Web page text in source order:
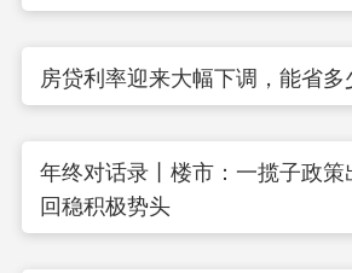
房贷利率迎来大幅下调，能省
年终对话录丨楼市：一揽子政
回稳积极势头